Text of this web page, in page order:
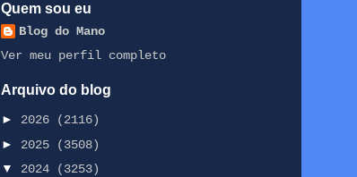
Quem sou eu
Blog do Mano
Ver meu perfil completo
Arquivo do blog
► 2026
(2116)
► 2025
(3508)
▼ 2024
(3253)